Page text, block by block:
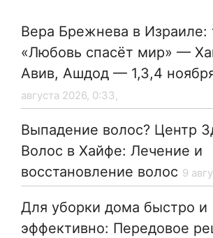
Вера Брежнева в Израиле:
«Любовь спасёт мир» —
Авив, Ашдод — 1,3,4
августа 2026, 0:33,
Выпадение волос? Центр
Волос в Хайфе: Лечение и
восстановление волос 9
Для уборки дома быстро и
эффективно: Передовое